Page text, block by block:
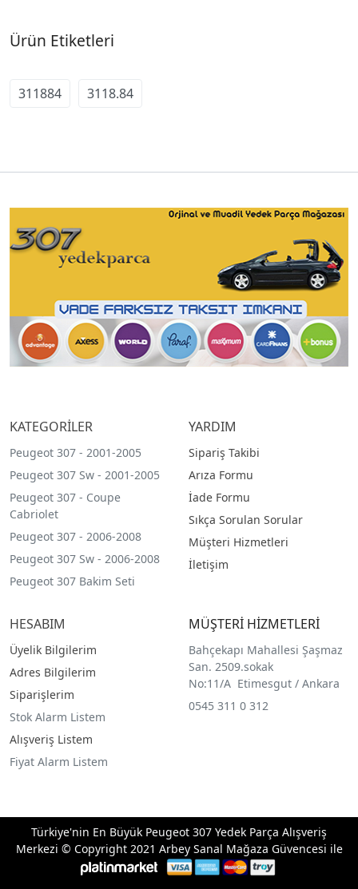
Ürün Etiketleri
311884 3118.84
KATEGORİLER
Peugeot 307 - 2001-2005
Peugeot 307 Sw - 2001-2005
Peugeot 307 - Coupe
Cabriolet
Peugeot 307 - 2006-2008
Peugeot 307 Sw - 2006-2008
Peugeot 307 Bakim Seti
YARDIM
Sipariş Takibi
Arıza Formu
İade Formu
Sıkça Sorulan Sorular
Müşteri Hizmetleri
İletişim
HESABIM
Üyelik Bilgilerim
Adres Bilgilerim
Siparişlerim
Stok Alarm Listem
Alışveriş Listem
Fiyat Alarm Listem
MÜŞTERİ HİZMETLERİ
Bahçekapı Mahallesi Şaşmaz
San. 2509.sokak
No:11/A Etimesgut / Ankara
0545 311 0 312
Türkiye'nin En Büyük Peugeot 307 Yedek Parça Alışveriş
Merkezi © Copyright 2021 Arbey Sanal Mağaza Güvencesi ile